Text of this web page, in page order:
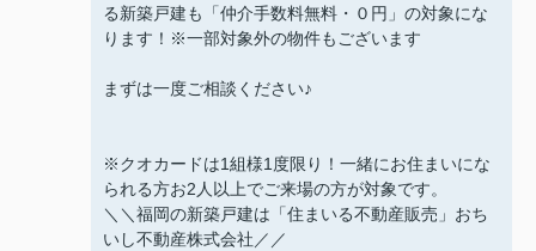
る新築戸建も「仲介手数料無料・０円」の対象にな
ります！※一部対象外の物件もございます
まずは一度ご相談ください♪
※クオカードは1組様1度限り！一緒にお住まいにな
られる方お2人以上でご来場の方が対象です。
＼＼福岡の新築戸建は「住まいる不動産販売」おち
いし不動産株式会社／／